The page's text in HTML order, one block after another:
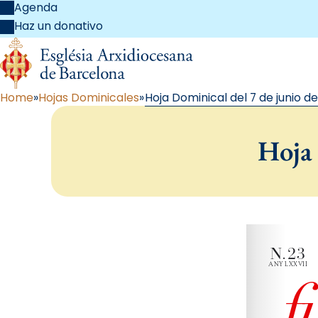
Agenda
Haz un donativo
Home Hojas Dominicales Hoja Dominical del 7 de junio